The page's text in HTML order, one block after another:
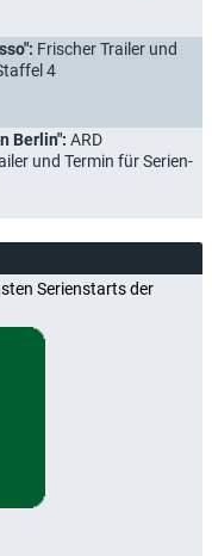
Frischer Trailer und
4
Berlin": ARD
und Termin für Serien-
Serienstarts der